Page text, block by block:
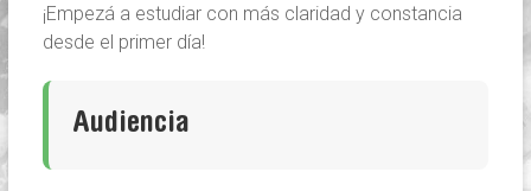
¡Empezá a estudiar con más claridad y constancia
desde el primer día!
Audiencia